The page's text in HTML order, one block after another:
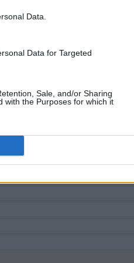
Data.
Data for Targeted
Sale, and/or Sharing
with the Purposes for which it
RESPUESTAS